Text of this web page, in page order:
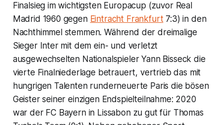
Finalsieg im wichtigsten Europacup (zuvor Real
Madrid 1960 gegen Eintracht Frankfurt7:3) in den
Nachthimmel stemmen. Während der dreimalige
Sieger Inter mit dem ein- und verletzt
ausgewechselten Nationalspieler Yann Bisseck die
vierte Finalniederlage betrauert, vertrieb das mit
hungrigen Talenten runderneuerte Paris die bösen
Geister seiner einzigen Endspielteilnahme: 2020
war der FC Bayern in Lissabon zu gut für Thomas